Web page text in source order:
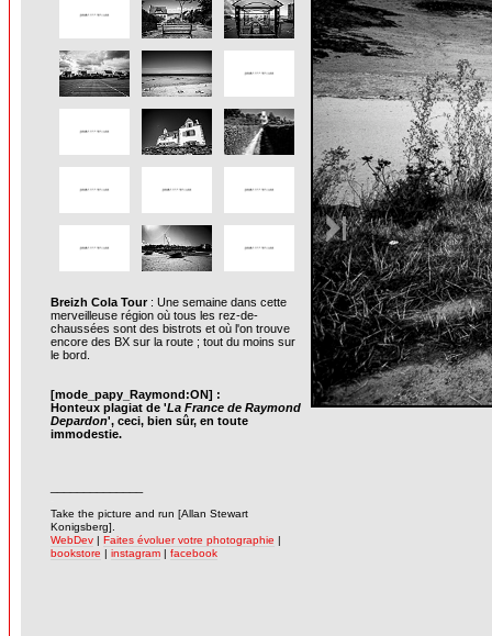
Breizh Cola Tour: Une semaine dans cette
merveilleuse région où tous les rez-de-
chaussées sont des bistrots et où l'on trouve
encore des BX sur la route ; tout du moins sur
le bord.
[mode_papy_Raymond:ON] :
Honteux plagiat de 'La France de Raymond
Depardon', ceci, bien sûr, en toute
immodestie.
Take the picture and run [Allan Stewart
Konigsberg].
WebDev | Faites évoluer votre photographie |
bookstore | instagram | facebook